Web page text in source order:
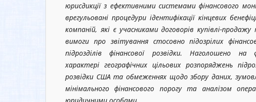
юрисдикції з ефективними системами фінансового
врегульовані процедури ідентифікації кінцевих
компаній, які є учасниками договорів купівлі-
вимоги про звітування стосовно підозрілих
підрозділів фінансової розвідки. Наголошено на
характері географічних цільових розпоряджень
розвідки США та обмеженнях щодо збору даних,
мінімального фінансового порогу та аналізом